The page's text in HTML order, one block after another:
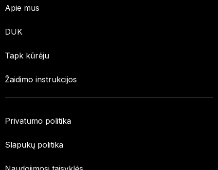
Apie mus
DUK
Tapk kūrėju
Žaidimo instrukcijos
Privatumo politika
Slapukų politika